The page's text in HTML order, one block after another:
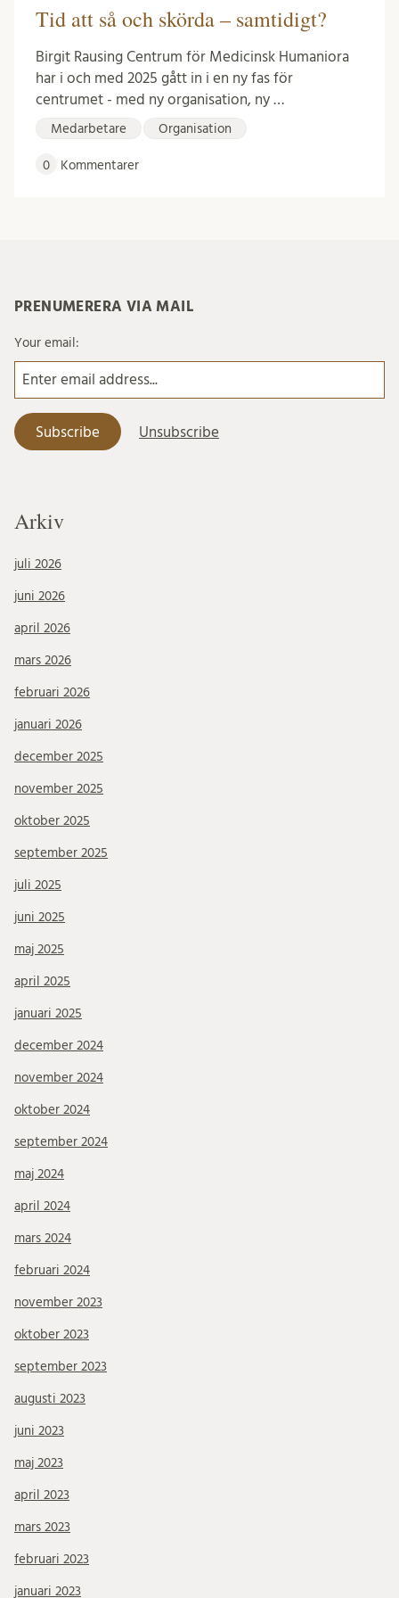
Tid att så och skörda – samtidigt?
Birgit Rausing Centrum för Medicinsk Humaniora
har i och med 2025 gått in i en ny fas för
centrumet - med ny organisation, ny …
Medarbetare Organisation
0 Kommentarer
PRENUMERERA VIA MAIL
Your email:
Arkiv
juli 2026
juni 2026
april 2026
mars 2026
februari 2026
januari 2026
december 2025
november 2025
oktober 2025
september 2025
juli 2025
juni 2025
maj 2025
april 2025
januari 2025
december 2024
november 2024
oktober 2024
september 2024
maj 2024
april 2024
mars 2024
februari 2024
november 2023
oktober 2023
september 2023
augusti 2023
juni 2023
maj 2023
april 2023
mars 2023
februari 2023
januari 2023